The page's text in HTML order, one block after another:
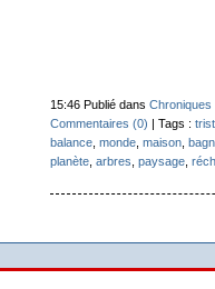
15:46 Publié dans Chroniques
Commentaires (0) | Tags :
balance, monde, maison,
planète, arbres paysage,